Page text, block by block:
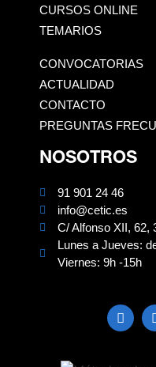
CURSOS ONLINE
TEMARIOS
CONVOCATORIAS
ACTUALIDAD
CONTACTO
PREGUNTAS
NOSOTROS
91 901 24 46
info@cetic.es
C/ Alfonso XII, 62,
Lunes a Jueves:
Viernes: 9h -15h